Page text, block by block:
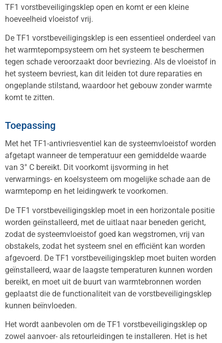
TF1 vorstbeveiligingsklep open en komt er een kleine
hoeveelheid vloeistof vrij.
De TF1 vorstbeveiligingsklep is een essentieel onderdeel van
het warmtepompsysteem om het systeem te beschermen
tegen schade veroorzaakt door bevriezing. Als de vloeistof in
het systeem bevriest, kan dit leiden tot dure reparaties en
ongeplande stilstand, waardoor het gebouw zonder warmte
komt te zitten.
Toepassing
Met het TF1-antivriesventiel kan de systeemvloeistof worden
afgetapt wanneer de temperatuur een gemiddelde waarde
van 3° C bereikt. Dit voorkomt ijsvorming in het
verwarmings- en koelsysteem om mogelijke schade aan de
warmtepomp en het leidingwerk te voorkomen.
De TF1 vorstbeveiligingsklep moet in een horizontale positie
worden geïnstalleerd, met de uitlaat naar beneden gericht,
zodat de systeemvloeistof goed kan wegstromen, vrij van
obstakels, zodat het systeem snel en efficiënt kan worden
afgevoerd. De TF1 vorstbeveiligingsklep moet buiten worden
geïnstalleerd, waar de laagste temperaturen kunnen worden
bereikt, en moet uit de buurt van warmtebronnen worden
geplaatst die de functionaliteit van de vorstbeveiligingsklep
kunnen beïnvloeden.
Het wordt aanbevolen om de TF1 vorstbeveiligingsklep op
zowel aanvoer- als retourleidingen te installeren. Het is het